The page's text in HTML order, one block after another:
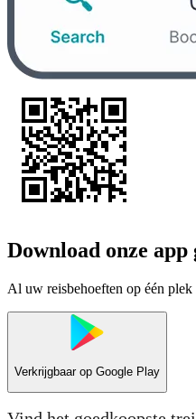
Download onze app
Al uw reisbehoeften op één plek
Verkrijgbaar op Google Play